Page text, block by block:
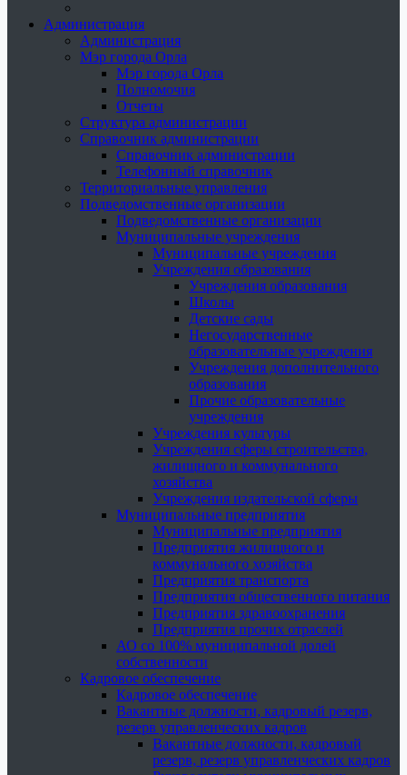
Администрация
Администрация
Мэр города Орла
Мэр города Орла
Полномочия
Отчеты
Структура администрации
Справочник администрации
Справочник администрации
Телефонный справочник
Территориальные управления
Подведомственные организации
Подведомственные организации
Муниципальные учреждения
Муниципальные учреждения
Учреждения образования
Учреждения образования
Школы
Детские сады
Негосударственные
образовательные учреждения
Учреждения дополнительного
образования
Прочие образовательные
учреждения
Учреждения культуры
Учреждения сферы строительства,
жилищного и коммунального
хозяйства
Учреждения издательской сферы
Муниципальные предприятия
Муниципальные предприятия
Предприятия жилищного и
коммунального хозяйства
Предприятия транспорта
Предприятия общественного питания
Предприятия здравоохранения
Предприятия прочих отраслей
АО со 100% муниципальной долей
собственности
Кадровое обеспечение
Кадровое обеспечение
Вакантные должности, кадровый резерв,
резерв управленческих кадров
Вакантные должности, кадровый
резерв, резерв управленческих кадров